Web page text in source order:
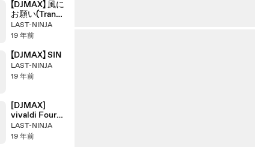
【DJMAX】 風に
お願い(Trance
Version)
LAST-NINJA
19 年前
【DJMAX】 SIN
LAST-NINJA
19 年前
[DJMAX]
vivaldi Four
seasons
“summer”
LAST-NINJA
19 年前